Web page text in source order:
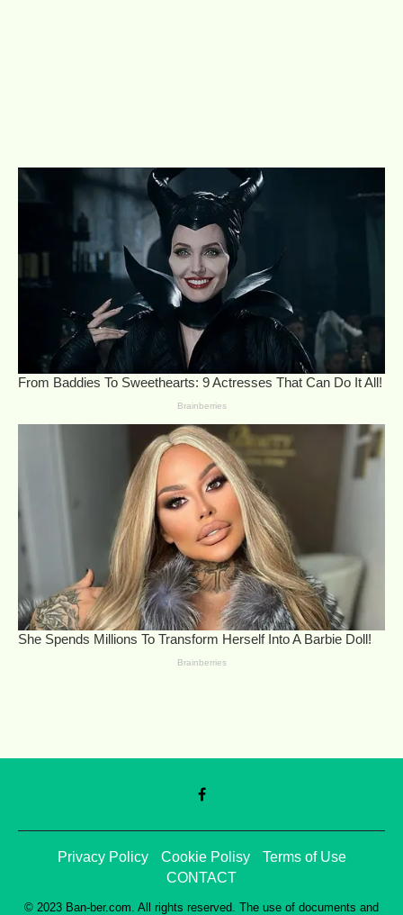
Privacy Policy Cookie Polisy
Terms of Use
CONTACT
© 2023 Ban-ber.com. All rights reserved. The use of documents and